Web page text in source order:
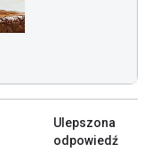
Ulepszona
odpowiedź